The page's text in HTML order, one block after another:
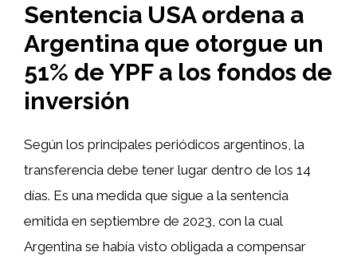
Sentencia USA ordena a
Argentina que otorgue un
51% de YPF a los fondos de
inversión
Según los principales periódicos argentinos, la
transferencia debe tener lugar dentro de los 14
días. Es una medida que sigue a la sentencia
emitida en septiembre de 2023, con la cual
Argentina se había visto obligada a compensar